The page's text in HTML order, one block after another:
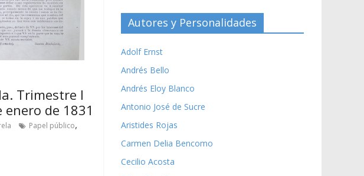
Trimestre I
enero de 1831
Papel público,
Autores y Personalidades
Adolf Ernst
Andrés Bello
Andrés Eloy Blanco
Antonio José de Sucre
Aristides Rojas
Carmen Delia Bencomo
Cecilio Acosta